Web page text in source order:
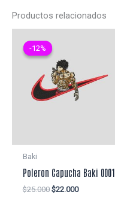
Productos relacionados
-12%
-12%
Baki
Poleron Capucha Baki 0001
$25.000 El
$22.000El